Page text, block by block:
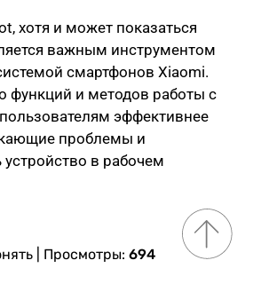
хотя и может показаться
важным инструментом
смартфонов Xiaomi.
функций и методов работы с
эффективнее
проблемы и
в рабочем
| Просмотры: 694